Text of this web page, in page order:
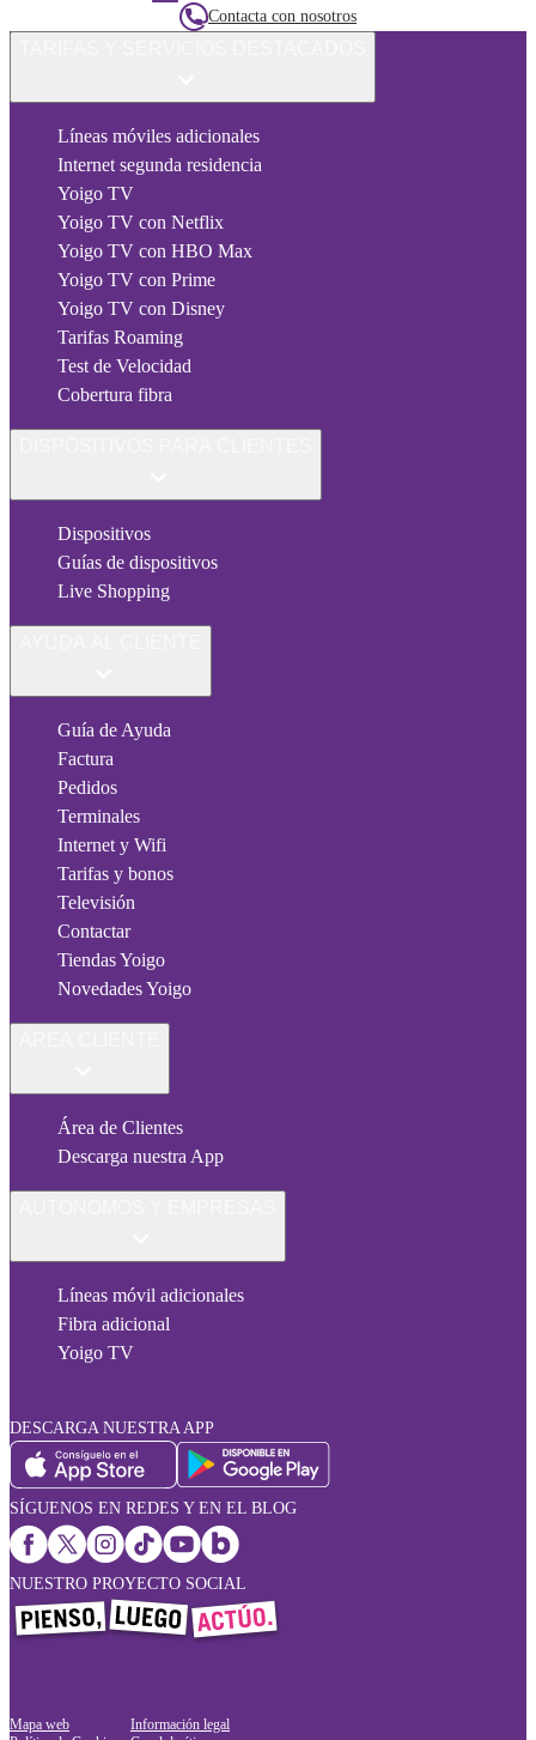
Contacta con nosotros
Líneas móviles adicionales
Internet segunda residencia
Yoigo TV
Yoigo TV con Netflix
Yoigo TV con HBO Max
Yoigo TV con Prime
Yoigo TV con Disney
Tarifas Roaming
Test de Velocidad
Cobertura fibra
Dispositivos
Guías de dispositivos
Live Shopping
Guía de Ayuda
Factura
Pedidos
Terminales
Internet y Wifi
Tarifas y bonos
Televisión
Contactar
Tiendas Yoigo
Novedades Yoigo
Área de Clientes
Descarga nuestra App
Líneas móvil adicionales
Fibra adicional
Yoigo TV
DESCARGA NUESTRA APP
SÍGUENOS EN REDES Y EN EL BLOG
NUESTRO PROYECTO SOCIAL
Mapa web
Información legal